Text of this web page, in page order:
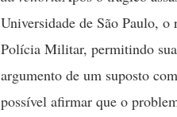
Universidade de São Paulo,
Polícia Militar, permitindo
argumento de um suposto
possível afirmar que o